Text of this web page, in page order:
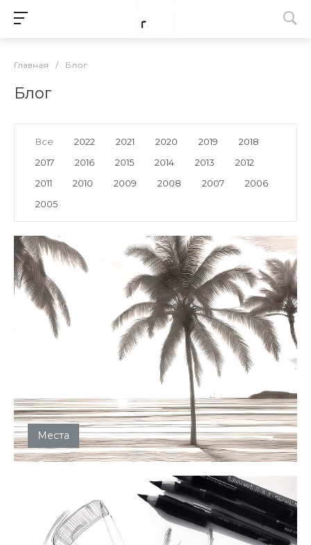
Главная / Блог
Блог
Все 2022 2021 2020 2019
2018
2017
2016 2015 2014 2013
2012
2011
2010 2009 2008 2007
2006
2005
Места